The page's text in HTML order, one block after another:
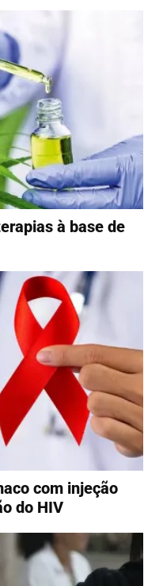
à base de
com injeção
do HIV